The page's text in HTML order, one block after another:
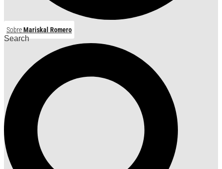
SobreMariskal Romero
Search